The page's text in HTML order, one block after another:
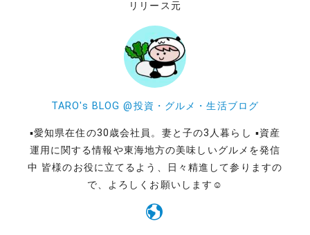
リリース元
TARO's BLOG @投資・グルメ・生活ブログ
▪️愛知県在住の30歳会社員。妻と子の3人暮らし ▪️資産
運用に関する情報や東海地方の美味しいグルメを発信
中 皆様のお役に立てるよう、日々精進して参りますの
で、よろしくお願いします☺️